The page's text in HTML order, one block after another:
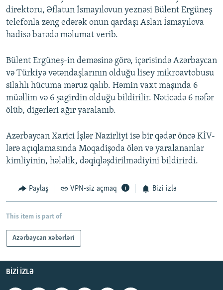
direktoru, Əflatun İsmayılovun yeznəsi Bülent Ergüneş
telefonla zəng edərək onun qardaşı Aslan İsmayılova
hadisə barədə məlumat verib.
Bülent Ergüneş-in deməsinə görə, içərisində Azərbaycan
və Türkiyə vətəndaşlarının olduğu lisey mikroavtobusu
silahlı hücuma məruz qalıb. Həmin vaxt maşında 6
müəllim və 6 şagirdin olduğu bildirilir. Nəticədə 6 nəfər
ölüb, digərləri ağır yaralanıb.
Azərbaycan Xarici İşlər Nazirliyi isə bir qədər öncə KİV-
lərə açıqlamasında Moqadişoda ölən və yaralananlar
kimliyinin, hələlik, dəqiqləşdirilmədiyini bildirirdi.
Paylaş VPN-siz açmaq Bizi izlə
This item is part of
Azərbaycan xəbərləri
BIZI IZLƏ